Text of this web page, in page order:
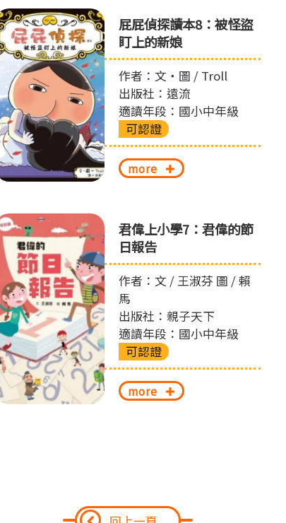
屁屁偵探讀本8：被怪盜
盯上的新娘
作者：文‧圖 / Troll
出版社：遠流
適讀年段：國小中年級
可認證
more
君偉上小學7：君偉的節
日報告
作者：文 / 王淑芬 圖 / 賴
馬
出版社：親子天下
適讀年段：國小中年級
可認證
more